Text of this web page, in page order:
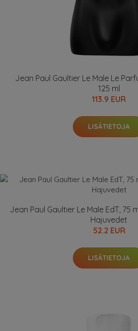
Jean Paul Gaultier Le Male Le
125 ml
113.9 EUR
LISÄTIETOJA
Jean Paul Gaultier Le Male EdT, 75
Hajuvedet
52.2 EUR
LISÄTIETOJA